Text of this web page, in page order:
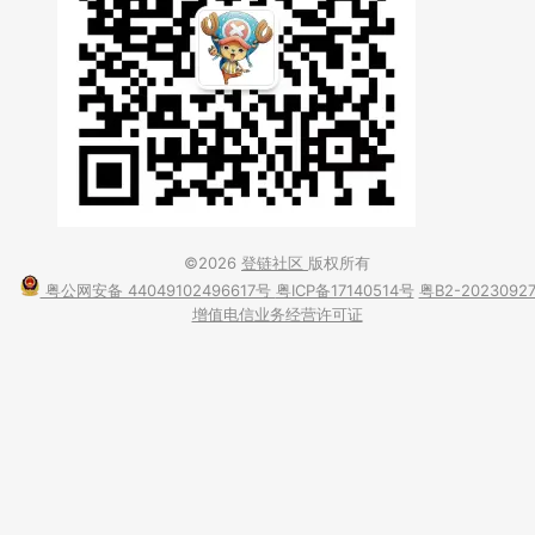
©2026 登链社区 版权所有
粤公网安备 44049102496617号 粤ICP备17140514号 粤B2-20230927
增值电信业务经营许可证